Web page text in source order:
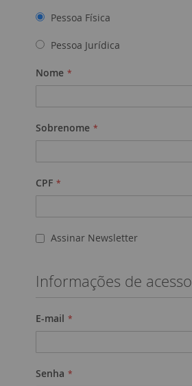
Pessoa Física
Pessoa Jurídica
Nome
Sobrenome
CPF
Assinar Newsletter
Informações de acesso
E-mail
Senha